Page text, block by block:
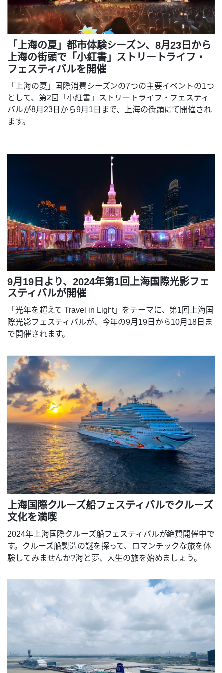
「上海の夏」都市体験シーズン、8月23日から
上海の街頭で「小紅書」ストリートライフ・
フェスティバルを開催
「上海の夏」国際消費シーズンの7つの主要イベントの1つ
として、第2回「小紅書」ストリートライフ・フェスティ
バルが8月23日から9月1日まで、上海の街頭にて開催され
ます。
9月19日より、2024年第1回上海国際光影フェ
スティバルが開催
「光年を超えて Travel in Light」をテーマに、第1回上海国
際光影フェスティバルが、今年の9月19日から10月18日ま
で開催されます。
上海国際クルーズ船フェスティバルでクルーズ
文化を満喫
2024年上海国際クルーズ船フェスティバルが絶賛開催中で
す。クルーズ船製造の謎を探って、ロマンチックな旅を体
験してみませんか?海と夢、人生の旅を始めましょう。